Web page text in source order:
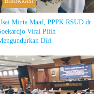
Minta Maaf, PPPK RSUD dr
Viral Pilih
Diri